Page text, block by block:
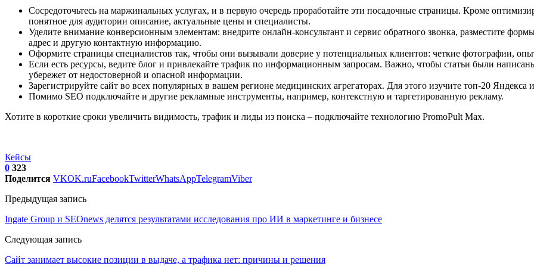
Сосредоточьтесь на маржинальных услугах, и в первую очередь проработайте эти посадочные страницы. Кроме
понятное для аудитории описание, актуальные цены и специалисты.
Уделите внимание конверсионным элементам: внедрите онлайн-консультант и сервис обратного звонка, разместите
адрес и другую контактную информацию.
Оформите страницы специалистов так, чтобы они вызывали доверие у потенциальных клиентов: четкие фотографии,
Если есть ресурсы, ведите блог и привлекайте трафик по информационным запросам. Важно, чтобы статьи были
убережет от недостоверной и опасной информации.
Зарегистрируйте сайт во всех популярных в вашем регионе медицинских агрегаторах. Для этого изучите топ-20
Помимо SEO подключайте и другие рекламные инструменты, например, контекстную и таргетированную рекламу.
Хотите в короткие сроки увеличить видимость, трафик и лиды из поиска – подключайте технологию PromoPult Max.
Кейсы
0 323
Поделится VKOK.ruFacebookTwitterWhatsAppTelegramViber
Предыдущая запись
Ingate Group и SEOnews делятся результатами исследования про ИИ в маркетинге и бизнесе
Следующая запись
Сайт занимает высокие позиции в выдаче, а трафика нет: причины и решения